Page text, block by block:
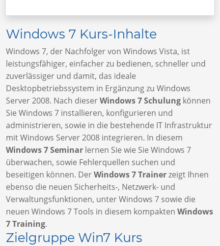
Windows 7 Kurs-Inhalte
Windows 7, der Nachfolger von Windows Vista, ist
leistungsfähiger, einfacher zu bedienen, schneller und
zuverlässiger und damit, das ideale
Desktopbetriebssystem in Ergänzung zu Windows
Server 2008. Nach dieserWindows 7 Schulung können
Sie Windows 7 installieren, konfigurieren und
administrieren, sowie in die bestehende IT Infrastruktur
mit Windows Server 2008 integrieren. In diesem
Windows 7 Seminar lernen Sie wie Sie Windows 7
überwachen, sowie Fehlerquellen suchen und
beseitigen können. DerWindows 7 Trainerzeigt Ihnen
ebenso die neuen Sicherheits-, Netzwerk- und
Verwaltungsfunktionen, unter Windows 7 sowie die
neuen Windows 7 Tools in diesem kompakten Windows
7 Training.
Zielgruppe Win7 Kurs